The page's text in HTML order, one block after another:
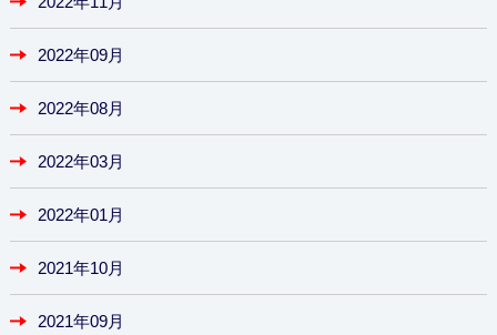
2022年09月
2022年08月
2022年03月
2022年01月
2021年10月
2021年09月